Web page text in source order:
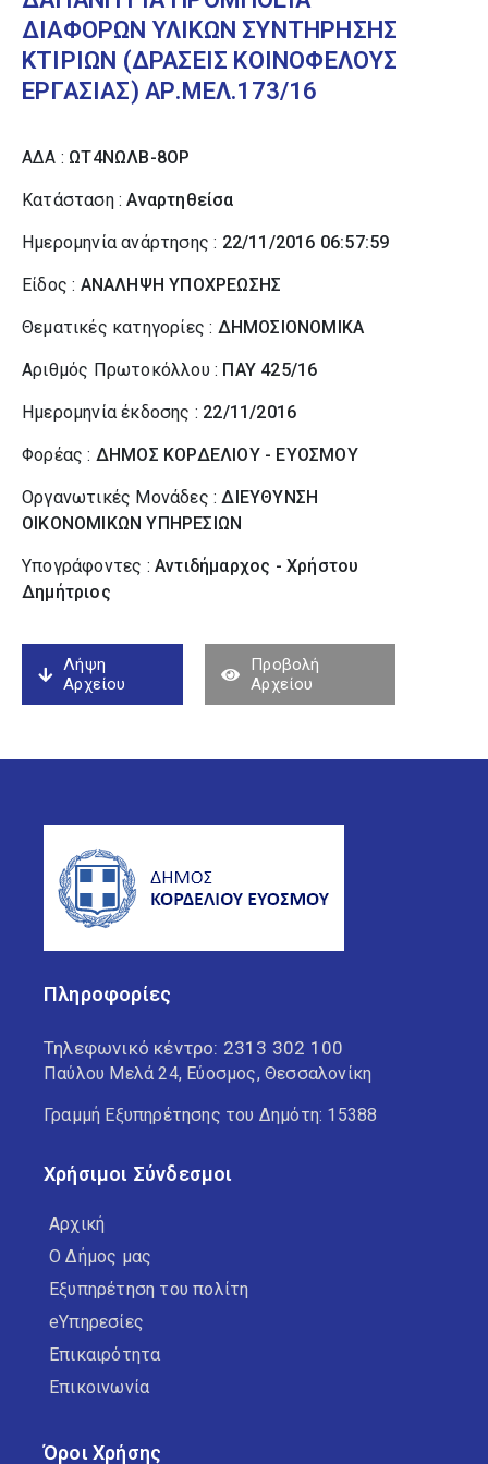
ΔΙΑΦΟΡΩΝ ΥΛΙΚΩΝ ΣΥΝΤΗΡΗΣΗΣ
ΚΤΙΡΙΩΝ (ΔΡΑΣΕΙΣ ΚΟΙΝΟΦΕΛΟΥΣ
ΕΡΓΑΣΙΑΣ) ΑΡ.ΜΕΛ.173/16
ΑΔΑ : ΩΤ4ΝΩΛΒ-8ΟΡ
Κατάσταση :Αναρτηθείσα
Ημερομηνία ανάρτησης : 22/11/2016 06:57:59
Είδος : ΑΝΑΛΗΨΗ ΥΠΟΧΡΕΩΣΗΣ
Θεματικές κατηγορίες : ΔΗΜΟΣΙΟΝΟΜΙΚΑ
Αριθμός Πρωτοκόλλου : ΠΑΥ 425/16
Ημερομηνία έκδοσης : 22/11/2016
Φορέας : ΔΗΜΟΣ ΚΟΡΔΕΛΙΟΥ - ΕΥΟΣΜΟΥ
Οργανωτικές Μονάδες :ΔΙΕΥΘΥΝΣΗ
ΟΙΚΟΝΟΜΙΚΩΝ ΥΠΗΡΕΣΙΩΝ
Υπογράφοντες : Αντιδήμαρχος - Χρήστου
Δημήτριος
Λήψη
Αρχείου
Προβολή
Αρχείου
Πληροφορίες
Τηλεφωνικό κέντρο: 2313 302 100
Παύλου Μελά 24, Εύοσμος, Θεσσαλονίκη
Γραμμή Εξυπηρέτησης του Δημότη: 15388
Χρήσιμοι Σύνδεσμοι
Αρχική
Ο Δήμος μας
Εξυπηρέτηση του πολίτη
eΥπηρεσίες
Επικαιρότητα
Επικοινωνία
Όροι Χρήσης